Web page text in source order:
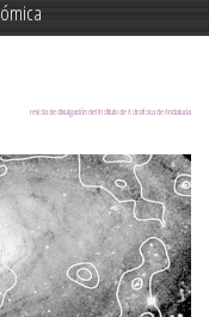
revista de divulgación del Instituto de Astrofísica de Andalucía